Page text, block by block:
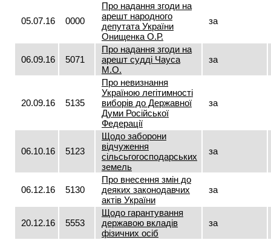
05.07.16 0000
Про надання згоди на
арешт народного
депутата України
Онищенка О.Р.
за
06.09.16 5071
Про надання згоди на
арешт судді Чауса
М.О.
за
20.09.16 5135
Про невизнання
Україною легітимності
виборів до Державної
Думи Російської
Федерації
за
06.10.16 5123
Щодо заборони
відчуження
сільсьгогосподарських
земель
за
06.12.16 5130
Про внесення змін до
деяких законодавчих
актів України
за
20.12.16 5553
Щодо гарантування
державою вкладів
фізичних осіб
за